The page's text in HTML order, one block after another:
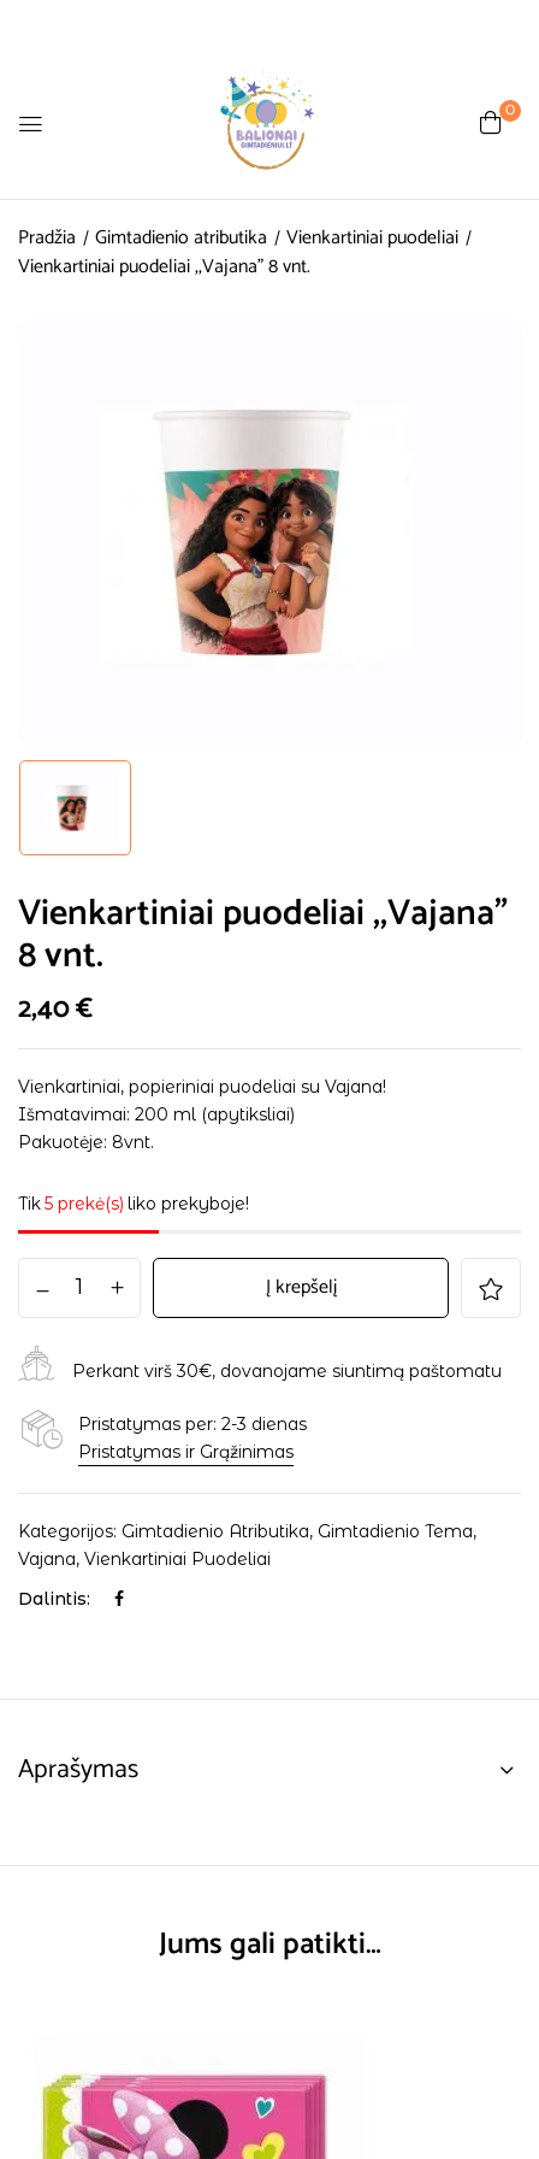
0
Pradžia Gimtadienio atributika
Vienkartiniai puodeliai
Vienkartiniai puodeliai ,,Vajana” 8 vnt.
Vienkartiniai puodeliai ,,Vajana”
8 vnt.
2,40€
Vienkartiniai, popieriniai puodeliai su Vajana!
Išmatavimai: 200 ml (apytiksliai)
Pakuotėje: 8vnt.
Tik5 prekė(s) liko prekyboje!
Į krepšelį
Perkant virš 30€, dovanojame siuntimą paštomatu
Pristatymas per: 2-3 dienas
Pristatymas ir Grąžinimas
Kategorijos: Gimtadienio Atributika, Gimtadienio Tema,
Vajana, Vienkartiniai Puodeliai
Dalintis:
Aprašymas
Jums gali patikti…